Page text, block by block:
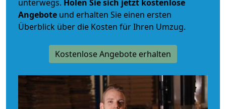
unterwegs. Holen Sie sich jetzt kostenlose
Angebote und erhalten Sie einen ersten
Überblick über die Kosten für Ihren Umzug.
Kostenlose Angebote erhalten